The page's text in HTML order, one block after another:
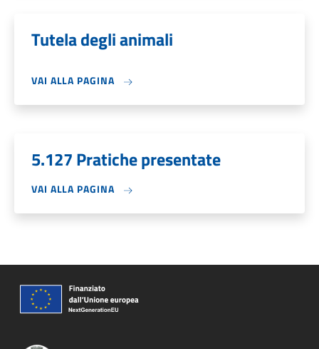
Tutela degli animali
VAI ALLA PAGINA
5.127 Pratiche presentate
VAI ALLA PAGINA